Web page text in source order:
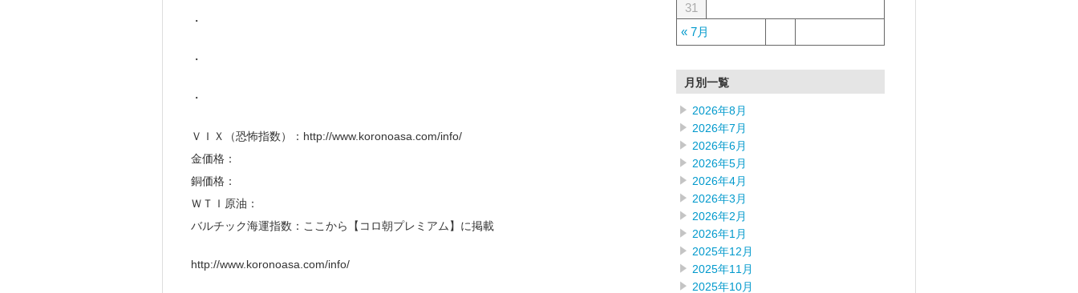
・
・
・
ＶＩＸ（恐怖指数）：http://www.koronoasa.com/info/
金価格：
銅価格：
ＷＴＩ原油：
バルチック海運指数：ここから【コロ朝プレミアム】に掲載
http://www.koronoasa.com/info/
« 7月
31
月別一覧
2026年8月
2026年7月
2026年6月
2026年5月
2026年4月
2026年3月
2026年2月
2026年1月
2025年12月
2025年11月
2025年10月